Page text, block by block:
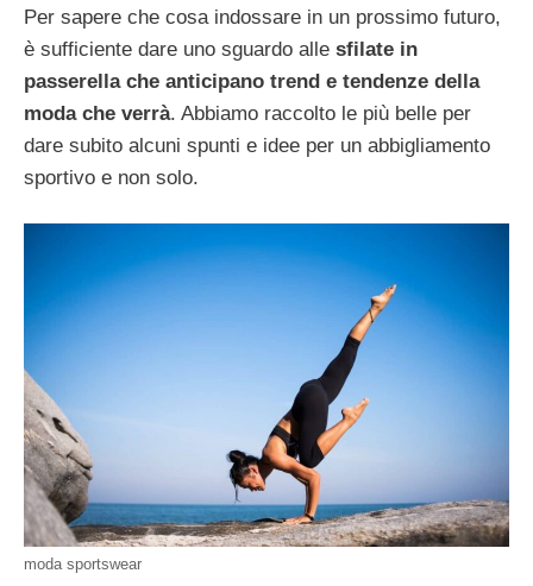
Per sapere che cosa indossare in un prossimo futuro,
è sufficiente dare uno sguardo alle sfilate in
passerella che anticipano trend e tendenze della
moda che verrà. Abbiamo raccolto le più belle per
dare subito alcuni spunti e idee per un abbigliamento
sportivo e non solo.
moda sportswear